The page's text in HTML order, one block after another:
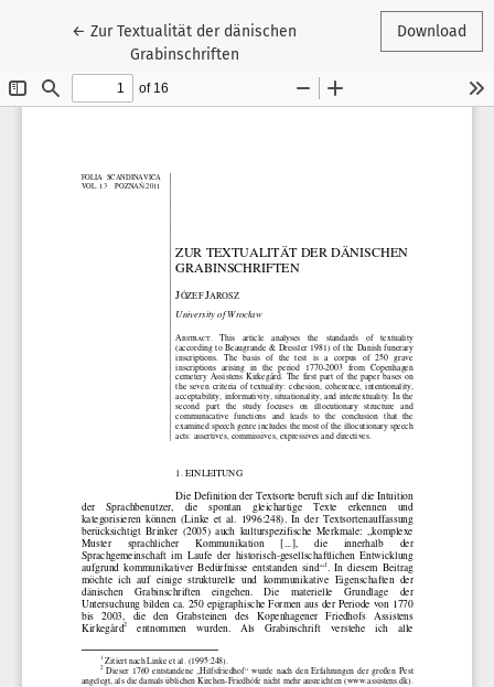
←Return to Article Details
Zur Textualität der dänischen
Grabinschriften
Download